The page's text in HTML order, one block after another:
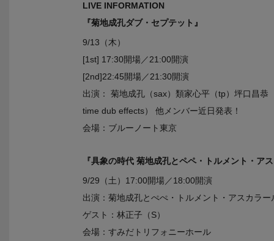
LIVE INFORMATION
『菊地成孔ダブ・セプテット』
9/13（木）
[1st] 17:30開場／21:00開演
[2nd]22:45開場／21:30開演
出演： 菊地成孔（sax）類家心平（tp）坪口昌
time dub effects） 他メンバー近日発表！
会場：ブルーノート東京
『具象の時代 菊地成孔とペペ・トルメント・ア
9/29（土）17:00開場／18:00開演
出演：菊地成孔とぺぺ・トルメント・アスカラー
ゲスト：林正子（S）
会場：すみだトリフォニーホール